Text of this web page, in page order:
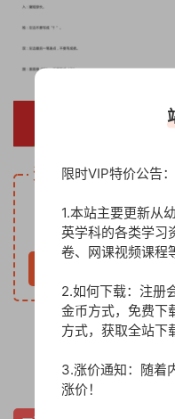
资源下载
下
限时VIP特价公告：
1.本站主要更新从
英学科的各类学习
卷、网课视频课程
2.如何下载：注册
金币方式，免费下
方式，获取全站下
3.涨价通知：随着
涨价！